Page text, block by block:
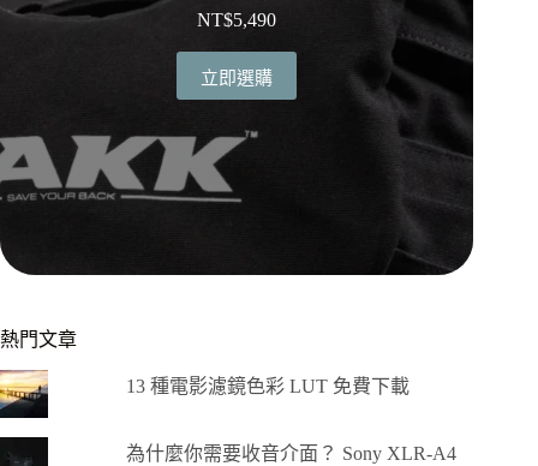
NT$5,490
立即選購
熱門文章
13 種電影濾鏡色彩 LUT 免費下載
為什麼你需要收音介面？ Sony XLR-A4